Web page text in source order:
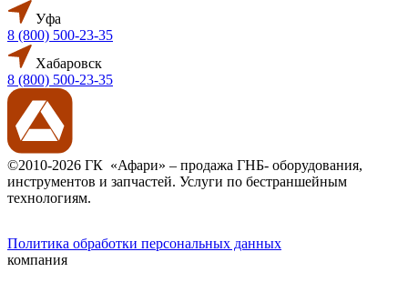
Уфа
8 (800) 500-23-35
Хабаровск
8 (800) 500-23-35
©2010-2026 ГК «Афари» – продажа ГНБ- оборудования,
инструментов и запчастей. Услуги по бестраншейным
технологиям.
Политика обработки персональных данных
компания